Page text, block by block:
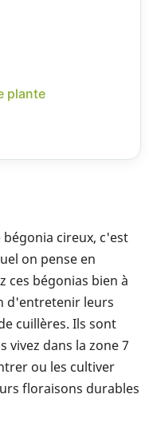
plante
cireux, c'est
on pense en
ces bégonias bien à
d'entretenir leurs
cuillères. Ils sont
vivez dans la zone 7
ou les cultiver
floraisons durables